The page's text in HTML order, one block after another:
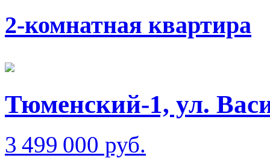
2-комнатная квартира
Тюменский-1, ул.
3 499 000 руб.